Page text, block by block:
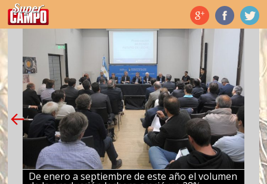
Temas de hoy
De enero a septiembre de este año el volumen